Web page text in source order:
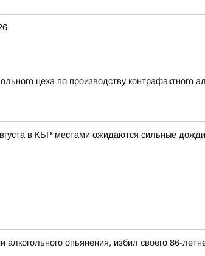
цеха по производству контрафактного
в КБР местами ожидаются сильные дожди,
опьянения, избил своего 86-